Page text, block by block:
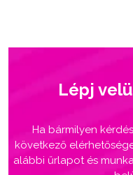
Lépj
Ha bármilyen
következő
alábbi űrlapot és